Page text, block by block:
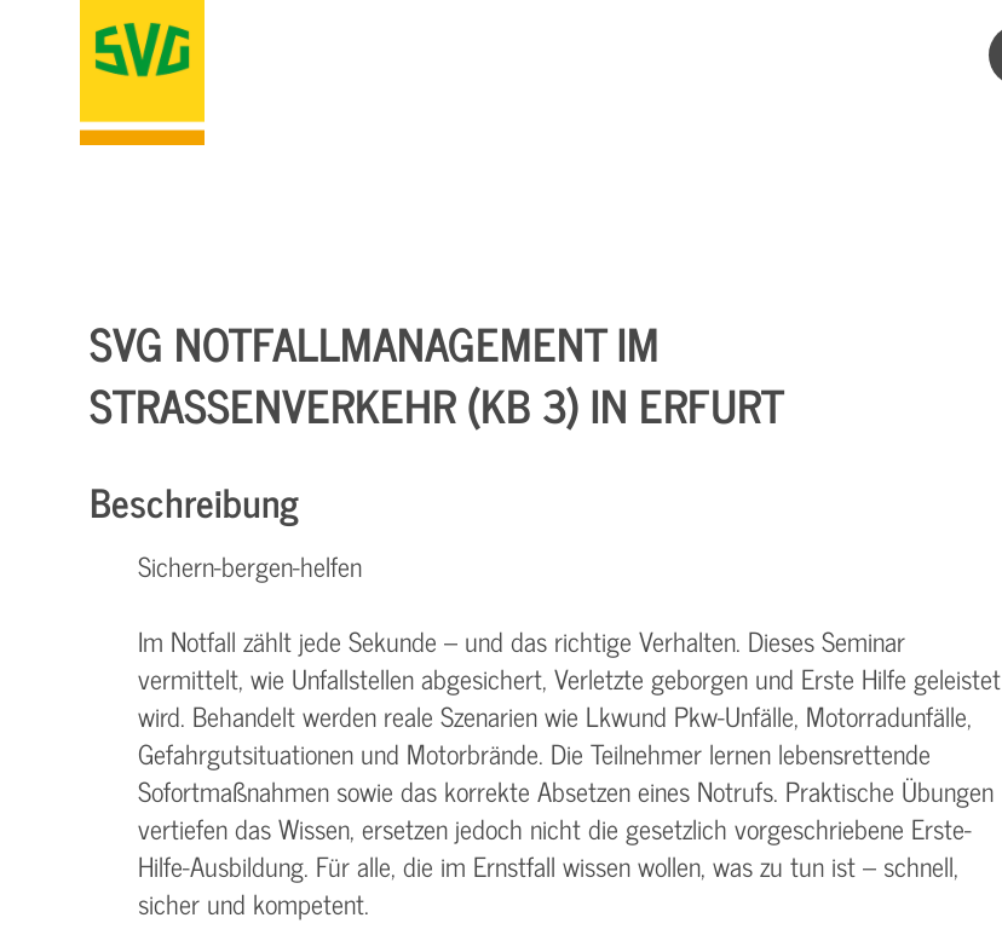
SVG NOTFALLMANAGEMENT IM
STRASSENVERKEHR (KB 3) IN ERFURT
Beschreibung
Sichern-bergen-helfen
Im Notfall zählt jede Sekunde – und das richtige Verhalten. Dieses Seminar
vermittelt, wie Unfallstellen abgesichert, Verletzte geborgen und Erste Hilfe geleistet
wird. Behandelt werden reale Szenarien wie Lkwund Pkw-Unfälle, Motorradunfälle,
Gefahrgutsituationen und Motorbrände. Die Teilnehmer lernen lebensrettende
Sofortmaßnahmen sowie das korrekte Absetzen eines Notrufs. Praktische Übungen
vertiefen das Wissen, ersetzen jedoch nicht die gesetzlich vorgeschriebene Erste-
Hilfe-Ausbildung. Für alle, die im Ernstfall wissen wollen, was zu tun ist – schnell,
sicher und kompetent.